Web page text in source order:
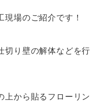
場のご紹介です！
切り壁の解体などを行
上から貼るフローリン